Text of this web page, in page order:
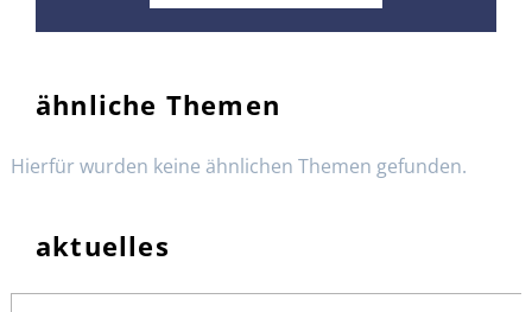
ähnliche Themen
Hierfür wurden keine ähnlichen Themen gefunden.
aktuelles